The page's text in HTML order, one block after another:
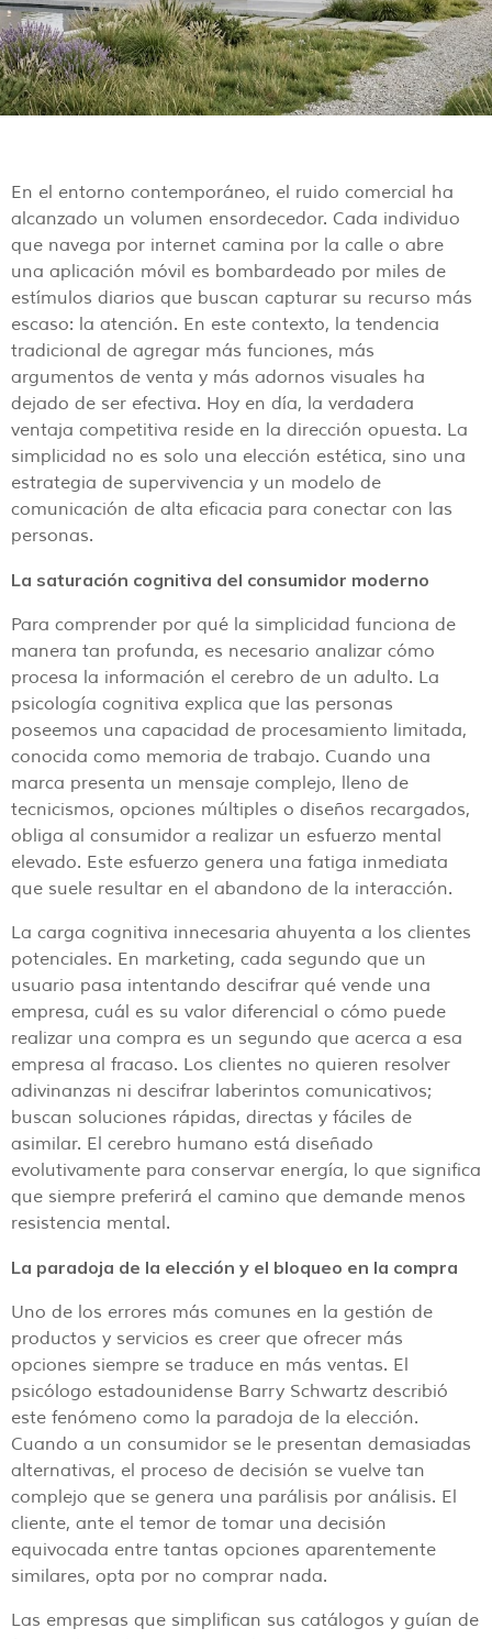
En el entorno contemporáneo, el ruido comercial ha
alcanzado un volumen ensordecedor. Cada individuo
que navega por internet camina por la calle o abre
una aplicación móvil es bombardeado por miles de
estímulos diarios que buscan capturar su recurso más
escaso: la atención. En este contexto, la tendencia
tradicional de agregar más funciones, más
argumentos de venta y más adornos visuales ha
dejado de ser efectiva. Hoy en día, la verdadera
ventaja competitiva reside en la dirección opuesta. La
simplicidad no es solo una elección estética, sino una
estrategia de supervivencia y un modelo de
comunicación de alta eficacia para conectar con las
personas.
La saturación cognitiva del consumidor moderno
Para comprender por qué la simplicidad funciona de
manera tan profunda, es necesario analizar cómo
procesa la información el cerebro de un adulto. La
psicología cognitiva explica que las personas
poseemos una capacidad de procesamiento limitada,
conocida como memoria de trabajo. Cuando una
marca presenta un mensaje complejo, lleno de
tecnicismos, opciones múltiples o diseños recargados,
obliga al consumidor a realizar un esfuerzo mental
elevado. Este esfuerzo genera una fatiga inmediata
que suele resultar en el abandono de la interacción.
La carga cognitiva innecesaria ahuyenta a los clientes
potenciales. En marketing, cada segundo que un
usuario pasa intentando descifrar qué vende una
empresa, cuál es su valor diferencial o cómo puede
realizar una compra es un segundo que acerca a esa
empresa al fracaso. Los clientes no quieren resolver
adivinanzas ni descifrar laberintos comunicativos;
buscan soluciones rápidas, directas y fáciles de
asimilar. El cerebro humano está diseñado
evolutivamente para conservar energía, lo que significa
que siempre preferirá el camino que demande menos
resistencia mental.
La paradoja de la elección y el bloqueo en la compra
Uno de los errores más comunes en la gestión de
productos y servicios es creer que ofrecer más
opciones siempre se traduce en más ventas. El
psicólogo estadounidense Barry Schwartz describió
este fenómeno como la paradoja de la elección.
Cuando a un consumidor se le presentan demasiadas
alternativas, el proceso de decisión se vuelve tan
complejo que se genera una parálisis por análisis. El
cliente, ante el temor de tomar una decisión
equivocada entre tantas opciones aparentemente
similares, opta por no comprar nada.
Las empresas que simplifican sus catálogos y guían de